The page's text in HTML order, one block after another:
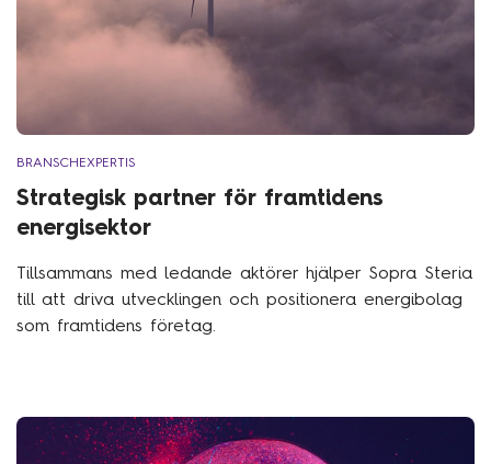
BRANSCHEXPERTIS
Strategisk partner för framtidens
energisektor
Tillsammans med ledande aktörer hjälper Sopra Steria
till att driva utvecklingen och positionera energibolag
som framtidens företag.